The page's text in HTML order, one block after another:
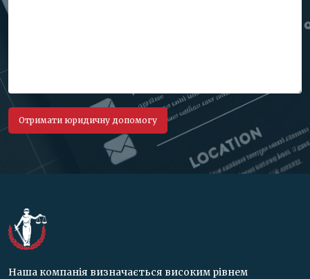
Наша компанія визначається високим рівнем